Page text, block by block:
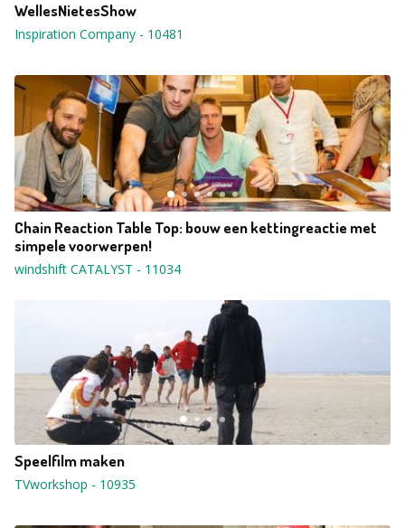
WellesNietesShow
Inspiration Company - 10481
Chain Reaction Table Top: bouw een kettingreactie met
simpele voorwerpen!
windshift CATALYST - 11034
Speelfilm maken
TVworkshop - 10935